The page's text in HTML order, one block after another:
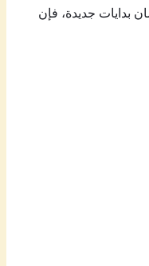
بدايات جديدة، فإن